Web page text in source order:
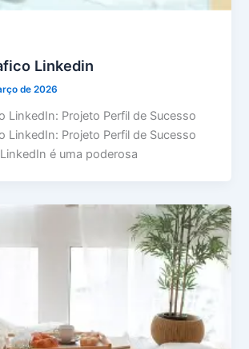
Linkedin
de 2026
LinkedIn: Projeto Perfil de Sucesso
LinkedIn: Projeto Perfil de Sucesso
é uma poderosa